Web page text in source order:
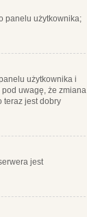
panelu użytkownika;
użytkownika i
pod uwagę, że zmiana
teraz jest dobry
jest